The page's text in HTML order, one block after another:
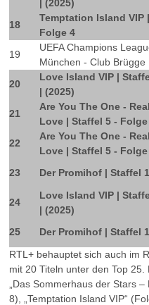
| (2025)
18
Temptation Island VIP
Folge 4
19
UEFA Champions
München - Club Brügge
20
Love Island VIP |
| (2025)
21
Are You The One -
Love | Staffel 5 - Folge
22
Are You The One -
Love | Staffel 5 - Folge
23 Der Promihof | Staffel
24
Love Island VIP |
| (2025)
25 Der Promihof | Staffel
RTL+ behauptet sich auch im
mit 20 Titeln unter den Top
„Das Sommerhaus der Stars
8), „Temptation Island VIP“